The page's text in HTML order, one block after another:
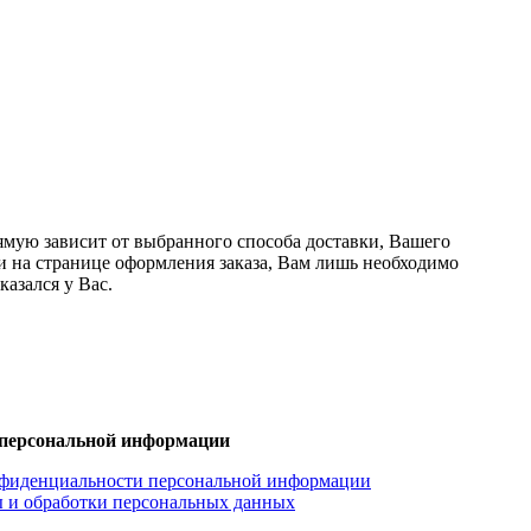
зависит от выбранного способа доставки, Вашего
на странице оформления заказа, Вам лишь необходимо
у Вас.
информации
персональной информации
обработки персональных данных